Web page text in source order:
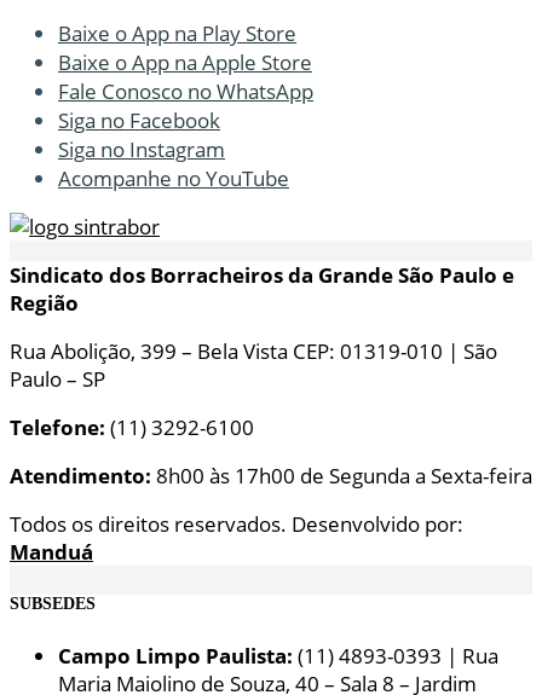
Baixe o App na Play Store
Baixe o App na Apple Store
Fale Conosco no WhatsApp
Siga no Facebook
Siga no Instagram
Acompanhe no YouTube
Sindicato dos Borracheiros da Grande São Paulo e
Região
Rua Abolição, 399 – Bela Vista CEP: 01319-010 | São
Paulo – SP
Telefone: (11) 3292-6100
Atendimento: 8h00 às 17h00 de Segunda a Sexta-feira
Todos os direitos reservados. Desenvolvido por:
Manduá
SUBSEDES
Campo Limpo Paulista: (11) 4893-0393 | Rua
Maria Maiolino de Souza, 40 – Sala 8 – Jardim